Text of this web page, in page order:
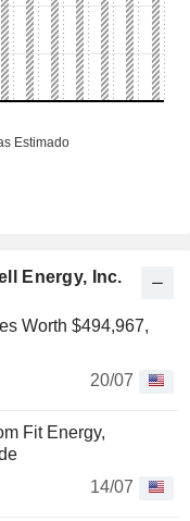
Energy, Inc.
Worth $494,967,
20/07
Fit Energy,
14/07